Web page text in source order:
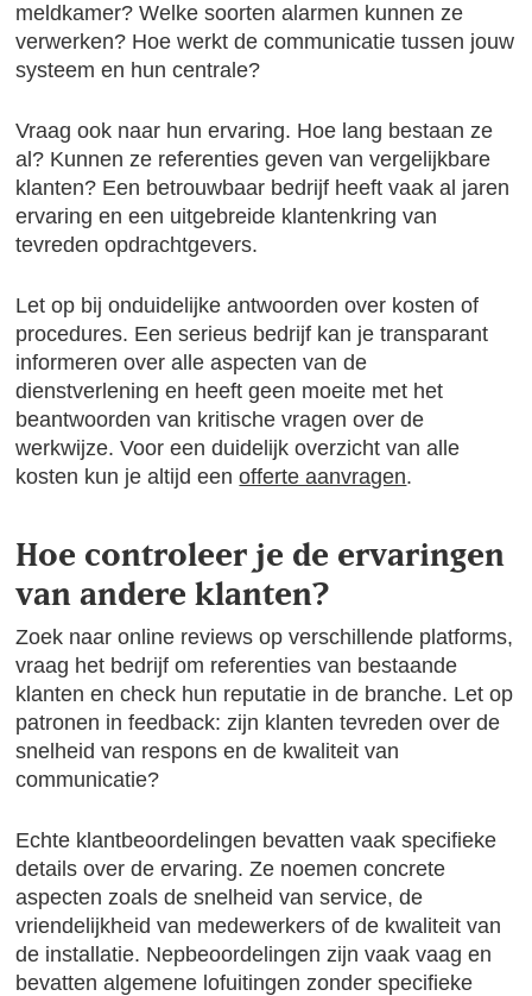
meldkamer? Welke soorten alarmen kunnen ze
verwerken? Hoe werkt de communicatie tussen jouw
systeem en hun centrale?
Vraag ook naar hun ervaring. Hoe lang bestaan ze
al? Kunnen ze referenties geven van vergelijkbare
klanten? Een betrouwbaar bedrijf heeft vaak al jaren
ervaring en een uitgebreide klantenkring van
tevreden opdrachtgevers.
Let op bij onduidelijke antwoorden over kosten of
procedures. Een serieus bedrijf kan je transparant
informeren over alle aspecten van de
dienstverlening en heeft geen moeite met het
beantwoorden van kritische vragen over de
werkwijze. Voor een duidelijk overzicht van alle
kosten kun je altijd eenofferte aanvragen.
Hoe controleer je de ervaringen
van andere klanten?
Zoek naar online reviews op verschillende platforms,
vraag het bedrijf om referenties van bestaande
klanten en check hun reputatie in de branche. Let op
patronen in feedback: zijn klanten tevreden over de
snelheid van respons en de kwaliteit van
communicatie?
Echte klantbeoordelingen bevatten vaak specifieke
details over de ervaring. Ze noemen concrete
aspecten zoals de snelheid van service, de
vriendelijkheid van medewerkers of de kwaliteit van
de installatie. Nepbeoordelingen zijn vaak vaag en
bevatten algemene lofuitingen zonder specifieke